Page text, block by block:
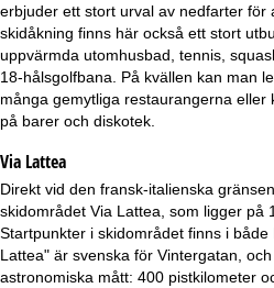
erbjuder ett stort urval av nedfarter för
skidåkning finns här också ett stort
uppvärmda utomhusbad, tennis,
18-hålsgolfbana. På kvällen kan man
många gemytliga restaurangerna eller
på barer och diskotek.
Via Lattea
Direkt vid den fransk-italienska
skidområdet Via Lattea, som ligger på
Startpunkter i skidområdet finns i
Lattea" är svenska för Vintergatan,
astronomiska mått: 400 pistkilometer